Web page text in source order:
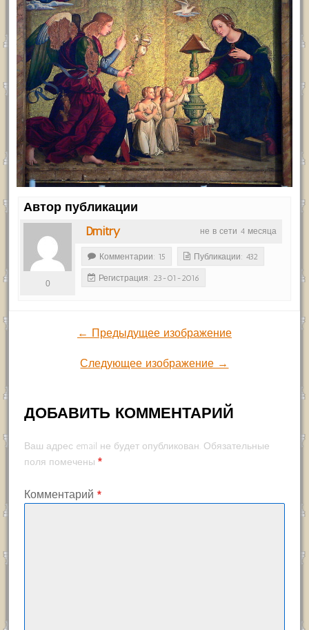
Автор публикации
не в сети 4 месяца
Dmitry
0
Комментарии: 15 Публикации: 432
Регистрация: 23-01-2016
← Предыдущее изображение
Следующее изображение →
ДОБАВИТЬ КОММЕНТАРИЙ
Ваш адрес email не будет опубликован. Обязательные
поля помечены *
Комментарий *